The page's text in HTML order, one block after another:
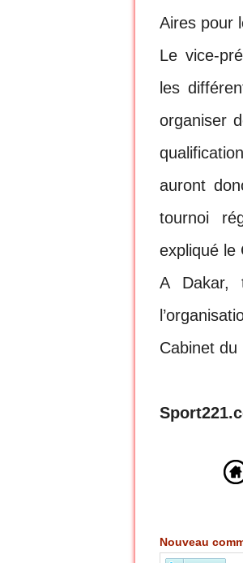
Aires pour
Le vice-
les
organiser
auront
tournoi
expliqué le
A Dakar,
Cabinet du
Nouveau